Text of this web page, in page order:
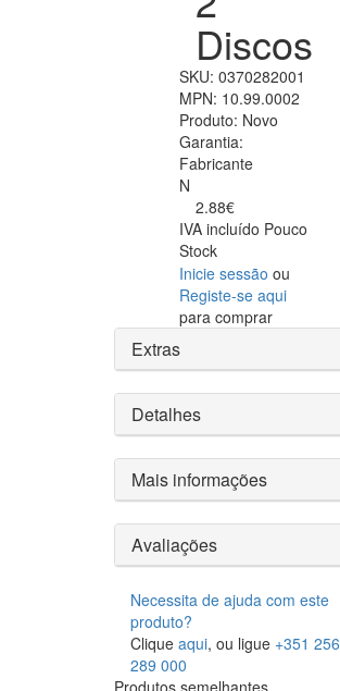
Discos
SKU: 0370282001
MPN: 10.99.0002
Produto: Novo
Garantia:
Fabricante
N
2.88€
IVA incluído Pouco
Stock
Inicie sessão ou
Registe-se aqui
para comprar
Extras
Detalhes
Mais informações
Avaliações
Necessita de ajuda com este
produto?
Clique aqui, ou ligue +351 256
289 000